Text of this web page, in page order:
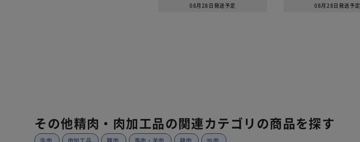
08月28日発送予定 08月28日発送予定
その他精肉・肉加工品の関連カテゴリの商品を探す